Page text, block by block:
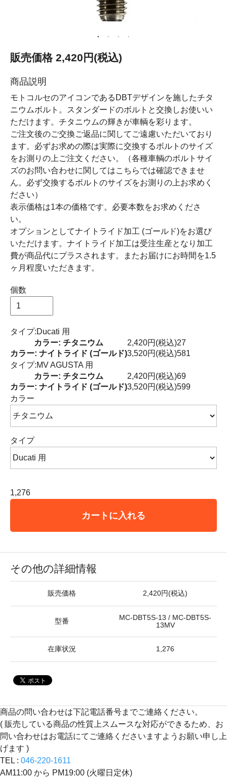
販売価格 2,420円(税込)
商品説明
モトコルセのアイコンであるDBTデザインを施したチタ
ニウムボルト。スタンダードのボルトと交換しお使いい
ただけます。チタニウムの輝きが車輌を彩ります。
ご注文後のご交換ご返品に関してご遠慮いただいており
ます。必ずお求めの際は実際に交換するボルトのサイズ
をお測りの上ご注文ください。（各種車輌のボルトサイ
ズのお問い合わせに関してはこちらでは確認できませ
ん。必ず交換するボルトのサイズをお測りの上お求めく
ださい）
表示価格は1本の価格です。必要本数をお求めくださ
い。
オプションとしてナイトライド加工 (ゴールド)をお選び
いただけます。ナイトライド加工は受注生産となり加工
費が商品代にプラスされます。またお届けにお時間を1.5
ヶ月程度いただきます。
個数
タイプ:Ducati 用
カラー: チタニウム
2,420円(税込)27
カラー: ナイトライド (ゴールド)3,520円(税込)581
タイプ:MV AGUSTA 用
カラー: チタニウム
2,420円(税込)69
カラー: ナイトライド (ゴールド)3,520円(税込)599
カラー
タイプ
1,276
カートに入れる
その他の詳細情報
販売価格 2,420円(税込)
型番
MC-DBT5S-13 / MC-DBT5S-
13MV
在庫状況 1,276
商品の問い合わせは下記電話番号までご連絡ください。
( 販売している商品の性質上スムースな対応ができるため、お
問い合わせはお電話にてご連絡くださいますようお願い申し上
げます )
TEL : 046-220-1611
AM11:00 から PM19:00 (火曜日定休)